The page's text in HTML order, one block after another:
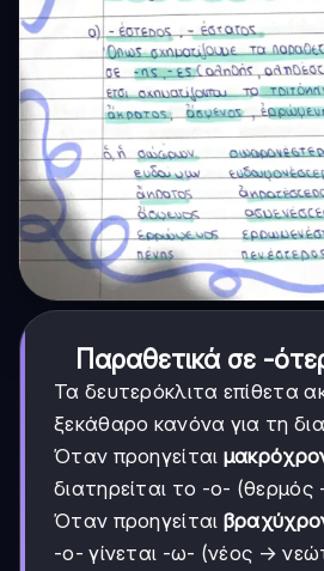
Παραθετικά σε -
Τα δευτερόκλιτα επίθετα
ξεκάθαρο κανόνα για τη
Όταν προηγείται
διατηρείται το -ο-
Όταν προηγείται
-ο- γίνεται -ω- (νέος →